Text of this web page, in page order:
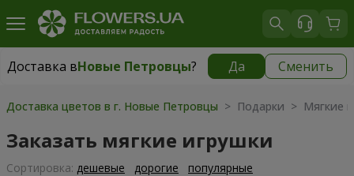
Доставка вНовые Петровцы? Да Сменить
Доставка вНовые Петровцы|бесплатно
Доставка цветов в г. Новые Петровцы > Подарки > Мягкие
Заказать мягкие игрушки
Cортировка: дешевые дорогие популярные